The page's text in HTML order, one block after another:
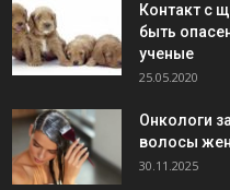
Контакт с
быть
ученые
25.05.2020
Онкологи
волосы
30.11.2025